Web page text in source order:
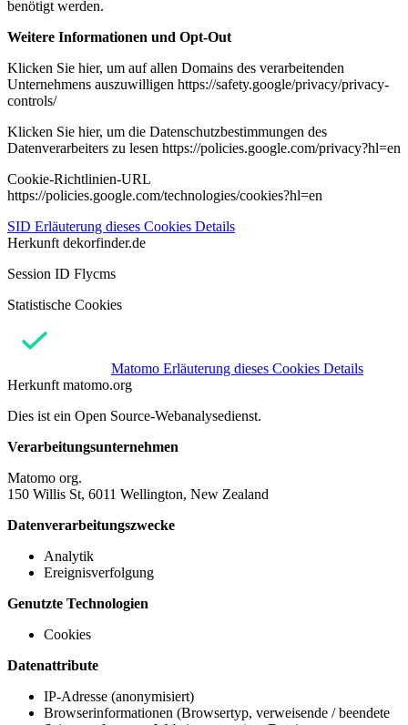
benötigt werden.
Weitere Informationen und Opt-Out
Klicken Sie hier, um auf allen Domains des verarbeitenden
Unternehmens auszuwilligen https://safety.google/privacy/privacy-
controls/
Klicken Sie hier, um die Datenschutzbestimmungen des
Datenverarbeiters zu lesen https://policies.google.com/privacy?hl=en
Cookie-Richtlinien-URL
https://policies.google.com/technologies/cookies?hl=en
SID Erläuterung dieses Cookies Details
Herkunft dekorfinder.de
Session ID Flycms
Statistische Cookies
Matomo Erläuterung dieses Cookies Details
Herkunft matomo.org
Dies ist ein Open Source-Webanalysedienst.
Verarbeitungsunternehmen
Matomo org.
150 Willis St, 6011 Wellington, New Zealand
Datenverarbeitungszwecke
Analytik
Ereignisverfolgung
Genutzte Technologien
Cookies
Datenattribute
IP-Adresse (anonymisiert)
Browserinformationen (Browsertyp, verweisende / beendete